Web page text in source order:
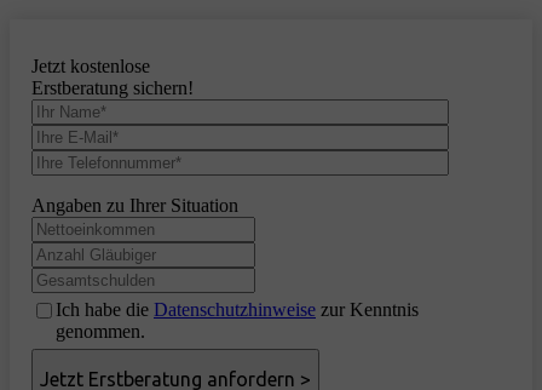
Jetzt kostenlose
Erstberatung sichern!
Angaben zu Ihrer Situation
Ich habe die Datenschutzhinweise zur Kenntnis
genommen.